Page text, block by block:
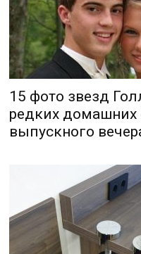
15 фото звезд
редких домашних
выпускного